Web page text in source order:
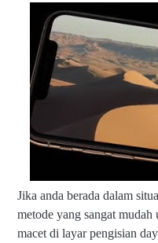
Jika anda berada dalam
metode yang sangat
macet di layar pengisian